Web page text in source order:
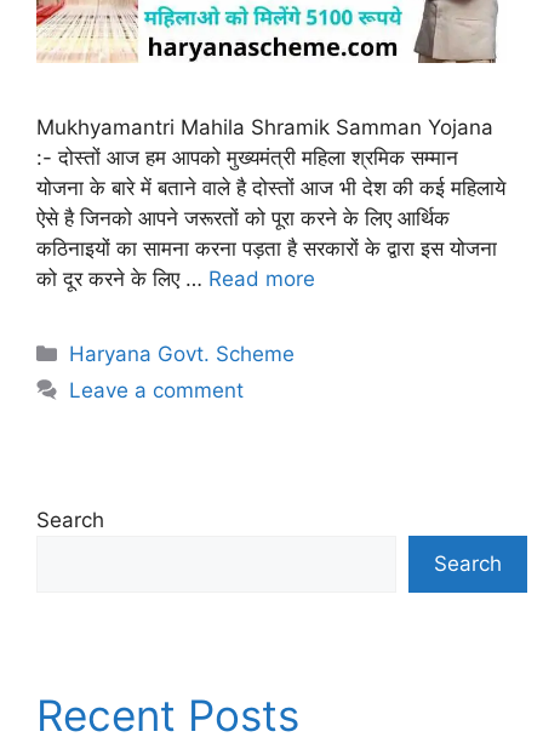
Mukhyamantri Mahila Shramik Samman Yojana
:- दोस्तों आज हम आपको मुख्यमंत्री महिला श्रमिक सम्मान
योजना के बारे में बताने वाले है दोस्तों आज भी देश की कई महिलाये
ऐसे है जिनको आपने जरूरतों को पूरा करने के लिए आर्थिक
कठिनाइयों का सामना करना पड़ता है सरकारों के द्वारा इस योजना
को दूर करने के लिए … Read more
Categories
Haryana Govt. Scheme
Leave a comment
Search
Search
Recent Posts